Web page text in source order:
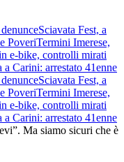
Sciavata Fest, a
PoveriTermini Imerese,
e-bike, controlli mirati
Carini: arrestato 41enne
Sciavata Fest, a
PoveriTermini Imerese,
e-bike, controlli mirati
Carini: arrestato 41enne
Ma siamo sicuri che è